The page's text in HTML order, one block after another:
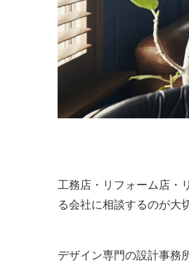
工務店・リフォーム店・
る会社に相談するのが大
デザイン専門の設計事務